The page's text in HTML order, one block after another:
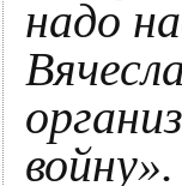
надо
войну».